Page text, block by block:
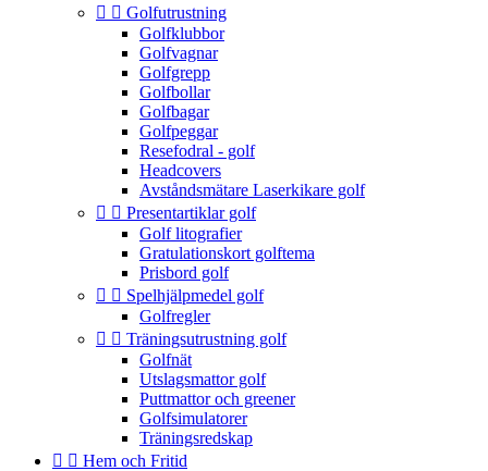
  Golfutrustning
Golfklubbor
Golfvagnar
Golfgrepp
Golfbollar
Golfbagar
Golfpeggar
Resefodral - golf
Headcovers
Avståndsmätare Laserkikare golf
  Presentartiklar golf
Golf litografier
Gratulationskort golftema
Prisbord golf
  Spelhjälpmedel golf
Golfregler
  Träningsutrustning golf
Golfnät
Utslagsmattor golf
Puttmattor och greener
Golfsimulatorer
Träningsredskap
  Hem och Fritid